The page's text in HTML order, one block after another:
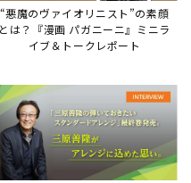
“悪魔のヴァイオリニスト”の素顔
とは？『漫画 パガニーニ』ミニラ
イブ＆トークレポート